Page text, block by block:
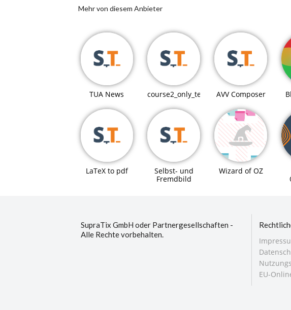
Mehr von diesem Anbieter
TUA News course2_only_teachingAVV Composer
LaTeX to pdf
Selbst- und
Fremdbild
Wizard of OZ
SupraTix GmbH oder Partnergesellschaften -
Alle Rechte vorbehalten.
EU-